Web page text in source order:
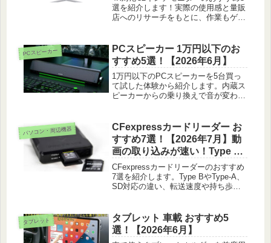
選を紹介します！実際の使用感と量販
店へのリサーチをもとに、作業もゲー
PCスピーカー
PCスピーカー 1万円以下のお
すすめ5選！【2026年6月】
1万円以下のPCスピーカーを5台買っ
て試した体験から紹介します。内蔵ス
ピーカーからの乗り換えで音が変わる
パソコン・周辺機器
CFexpressカードリーダー お
すすめ7選！【2026年7月】動
画の取り込みが速い！Type B
も対応
CFexpressカードリーダーのおすすめ
7選を紹介します。Type BやType-A、
SD対応の違い、転送速度や持ち歩き
タブレット
タブレット 車載 おすすめ5
選！【2026年6月】